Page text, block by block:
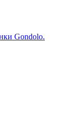
Gondolo.